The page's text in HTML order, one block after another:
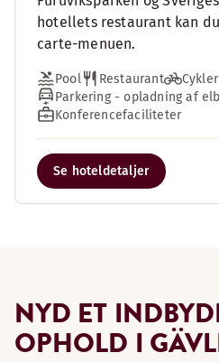
hotellets restaurant kan
carte-menuen.
Pool Restaurant
Parkering - opladning af
Konferencefaciliteter
Se hoteldetaljer
NYD ET
OPHOLD I